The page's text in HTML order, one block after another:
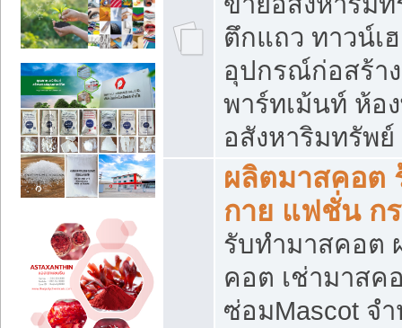
ตึกแถว ทาวน์เ
อุปกรณ์ก่อสร้า
พาร์ทเม้นท์ ห้อ
อสังหาริมทรัพ
ผลิตมาสคอต
กาย แฟชั่น กร
รับทำมาสคอต
คอต เช่ามาสค
ซ่อมMascot จ